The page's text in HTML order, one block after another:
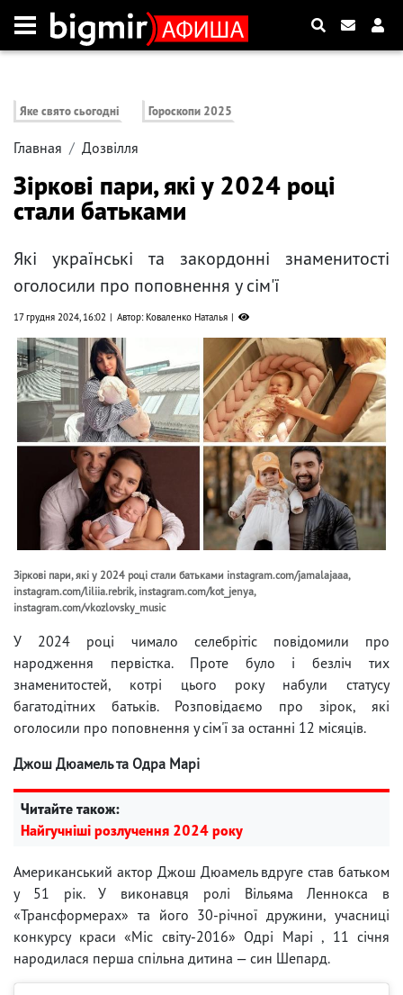
Яке свято сьогодні Гороскопи 2025
Главная Дозвілля
Зіркові пари, які у 2024 році
стали батьками
Які українські та закордонні знаменитості
оголосили про поповнення у сім'ї
17 грудня 2024, 16:02 Автор: Коваленко Наталья
Зіркові пари, які у 2024 році стали батьками instagram.com/jamalajaaa,
instagram.com/liliia.rebrik, instagram.com/kot_jenya,
instagram.com/vkozlovsky_music
У 2024 році чимало селебрітіс повідомили про
народження первістка. Проте було і безліч тих
знаменитостей, котрі цього року набули статусу
багатодітних батьків. Розповідаємо про зірок, які
оголосили про поповнення у сім'ї за останні 12 місяців.
Джош Дюамель та Одра Марі
Читайте також:
Найгучніші розлучення 2024 року
Американський актор Джош Дюамель вдруге став батьком
у 51 рік. У виконавця ролі Вільяма Леннокса в
«Трансформерах» та його 30-річної дружини, учасниці
конкурсу краси «Міс світу-2016» Одрі Марі , 11 січня
народилася перша спільна дитина — син Шепард.